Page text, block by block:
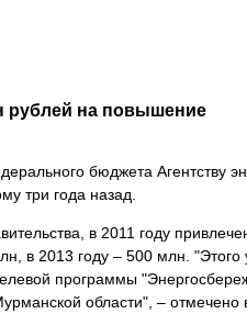
рублей на повышение
бюджета Агентству
три года назад.
в 2011 году
в 2013 году – 500 млн. "Этого
программы
области", – отмечено